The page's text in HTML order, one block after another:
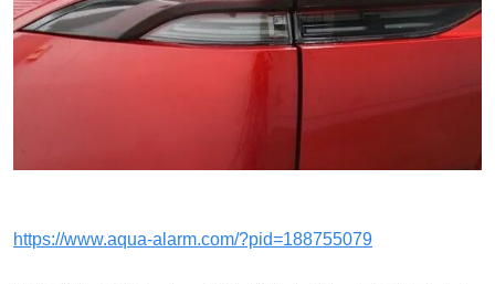
https://www.aqua-alarm.com/?pid=188755079